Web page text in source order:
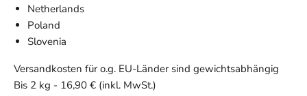
Netherlands
Poland
Slovenia
Versandkosten für o.g. EU-Länder sind gewichtsabhängig
Bis 2 kg - 16,90 € (inkl. MwSt.)